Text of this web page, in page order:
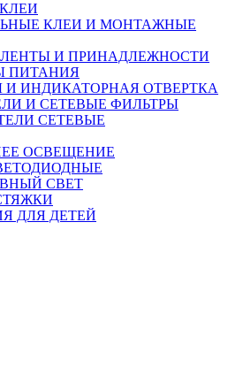
КЛЕИ И МОНТАЖНЫЕ
И ПРИНАДЛЕЖНОСТИ
ПИТАНИЯ
И ИНДИКАТОРНАЯ ОТВЕРТКА
И СЕТЕВЫЕ ФИЛЬТРЫ
СЕТЕВЫЕ
ОСВЕЩЕНИЕ
СВЕТ
ДЛЯ ДЕТЕЙ